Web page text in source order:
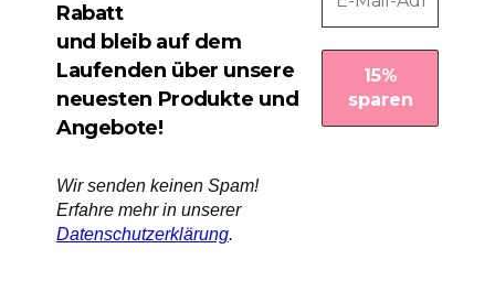
Rabatt
und bleib auf dem
Laufenden über unsere
neuesten Produkte und
Angebote!
Wir senden keinen Spam!
Erfahre mehr in unserer
Datenschutzerklärung.